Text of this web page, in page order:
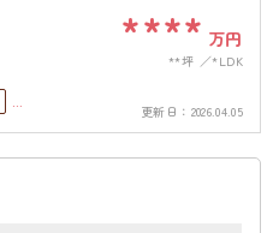
**** 万円
**坪 *LDK
更新日： 2026.04.05